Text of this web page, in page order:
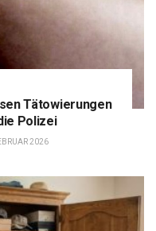
Tätowierungen
Polizei
2026